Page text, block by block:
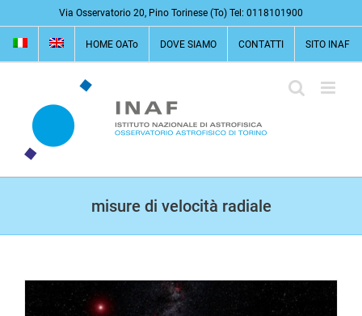
al
contenuto
Via Osservatorio 20, Pino Torinese (To) Tel: 0118101900
HOME OATo DOVE SIAMO CONTATTI SITO INAF
misure di velocità radiale